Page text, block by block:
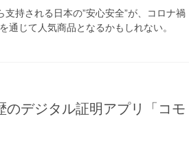
持される日本の”安心安全”が、コロナ禍
通じて人気商品となるかもしれない。
のデジタル証明アプリ「コモ